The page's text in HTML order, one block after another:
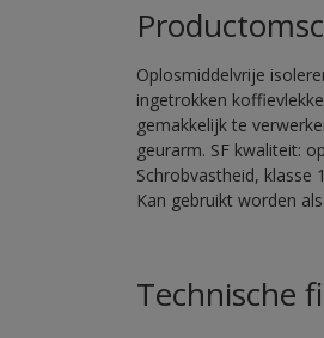
Oplosmiddelvrije
ingetrokken
gemakkelijk te
geurarm. SF kwaliteit:
Schrobvastheid, klasse
Kan gebruikt worden
Technische